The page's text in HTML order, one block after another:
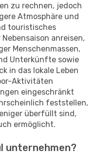
zu rechnen, jedoch
Atmosphäre und
touristisches
anreisen,
Menschenmassen,
Unterkünfte sowie
in das lokale Leben
Aktivitäten
eingeschränkt
feststellen,
überfüllt sind,
ermöglicht.
unternehmen?